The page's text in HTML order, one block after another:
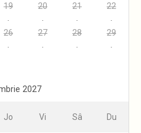
19 20 21 22
26 27 28 29
2027
Jo Vi Sâ Du